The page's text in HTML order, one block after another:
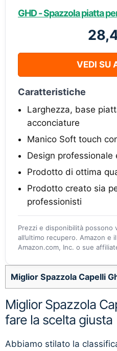
GHD - Spazzola piatta
VEDI SU
Caratteristiche
Larghezza, base
acconciature
Manico Soft touch
Design professionale
Prodotto di ottima
Prodotto creato sia
professionisti
Prezzi e disponibilità possono
all’ultimo recupero. Amazon e
Amazon.com, Inc. o sue
Miglior Spazzola Capelli
Miglior Spazzola
fare la scelta giusta
Abbiamo stilato la